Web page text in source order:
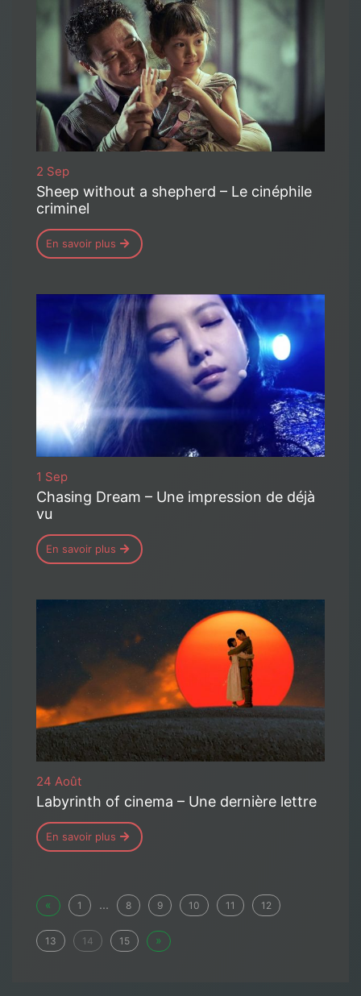
2 Sep
Sheep without a shepherd – Le cinéphile
criminel
En savoir plus
1 Sep
Chasing Dream – Une impression de déjà
vu
En savoir plus
24 Août
Labyrinth of cinema – Une dernière lettre
En savoir plus
« 1 ... 8 9 10 11 12
13 14 15 »